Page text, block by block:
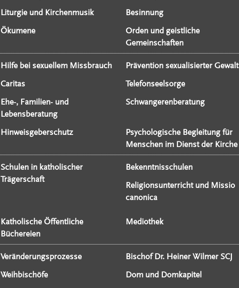
Liturgie und Kirchenmusik
Besinnung
Ökumene
Orden und geistliche
Gemeinschaften
Hilfe bei sexuellem Missbrauch Prävention sexualisierter Gewalt
Caritas
Telefonseelsorge
Ehe-, Familien- und
Lebensberatung
Schwangerenberatung
Hinweisgeberschutz
Psychologische Begleitung für
Menschen im Dienst der Kirche
Schulen in katholischer
Trägerschaft
Bekenntnisschulen
Religionsunterricht und Missio
canonica
Katholische Öffentliche
Büchereien
Mediothek
Veränderungsprozesse Bischof Dr. Heiner Wilmer SCJ
Weihbischöfe
Dom und Domkapitel